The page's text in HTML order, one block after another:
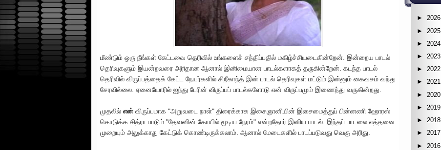
மீண்டும் ஒரு நீங்கள் கேட்டவை தெரிவில் உங்களைச் சந்திப்பதில் மகிழ்ச்சியடைகின்றேன். இன்றைய பாடல்
தெரிவுகளும் இயன்றவரை அரிதான ஆனால் இனிமையான பாடல்களாகத் தருகின்றேன். கடந்த பாடல்
தெரிவில் விருப்பத்தைக் கேட்ட நேயர்களில் சிறீகாந்த் இன் பாடல் தெரிவுகள் மட்டும் இன்னும் கைவசம் வந்து
சேரவில்லை. ஏனையோரில் ஐந்து பேரின் விருப்பப் பாடல்களோடு என் விருப்பமும் இணைந்து வருகின்றது.
முதலில் என் விருப்பமாக "அறுவடை நாள்" திரைக்காக இசைஞானியின் இசைமைத்துப் பின்னணி ஹோரஸ்
கொடுக்க சித்ரா பாடும் "தேவனின் கோயில் மூடிய நேரம்" என்றதோர் இனிய பாடல். இந்தப் பாடலை எத்தனை
முறையும் அலுக்காது கேட்டுக் கொண்டிருக்கலாம். ஆனால் மேடைகளில் பாடப்படுவது வெகு அரிது.
► 2026
► 2025
► 2024
► 2023
► 2022
► 2021
► 2020
► 2019
► 2018
► 2017
► 2016